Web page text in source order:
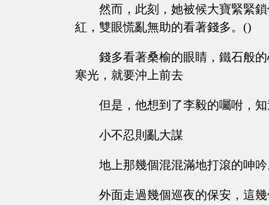
然而，此刻，她被候大寶緊緊
紅，雙眼慌亂無助的看著錢多。()
錢多看著桑榆的眼睛，鐵石般
寒光，就要沖上前去
但是，他想到了李毅的囑咐，
小不忍則亂大謀
地上那幾個混混滿地打滾的呻
外面走過幾個巡夜的保安，這